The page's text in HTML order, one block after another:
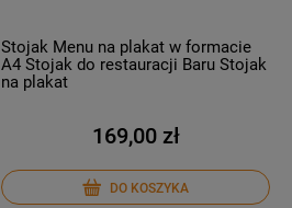
Stojak Menu na plakat w formacie
A4 Stojak do restauracji Baru Stojak
na plakat
169,00 zł
DO KOSZYKA